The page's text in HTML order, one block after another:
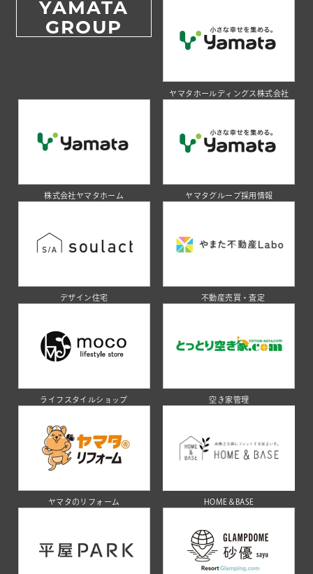
YAMATA
GROUP
ヤマタホールディングス株式会社
株式会社ヤマタホーム ヤマタグループ採用情報
デザイン住宅 不動産売買・査定
ライフスタイルショップ 空き家管理
ヤマタのリフォーム HOME＆BASE